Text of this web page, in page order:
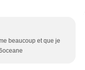
beaucoup et que je